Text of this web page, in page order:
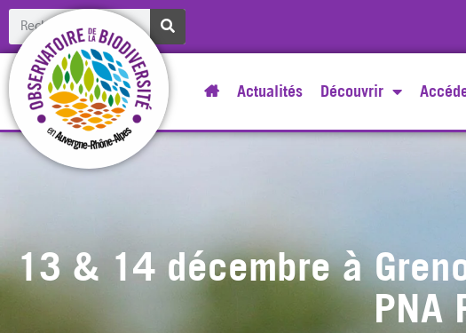
Actualités Découvrir
13 & 14 décembre à
PNA